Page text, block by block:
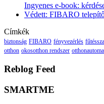
Ingyenes e-book:
Védett: FIBARO
Címkék
biztonság FIBARO fényvezérlés
otthon okosotthon rendszer
Reblog Feed
SMARTME